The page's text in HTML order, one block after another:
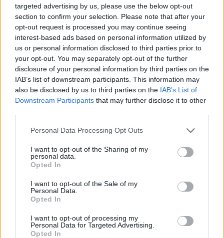
targeted advertising by us, please use the below opt-out
section to confirm your selection. Please note that after your
opt-out request is processed you may continue seeing
interest-based ads based on personal information utilized by
us or personal information disclosed to third parties prior to
your opt-out. You may separately opt-out of the further
disclosure of your personal information by third parties on the
IAB’s list of downstream participants. This information may
also be disclosed by us to third parties on the IAB’s List of
Downstream Participants that may further disclose it to other
Personal Data Processing Opt Outs
I want to opt-out of the Sharing of my
personal data.
Opted In
I want to opt-out of the Sale of my
Personal Data.
Opted In
I want to opt-out of processing my
Personal Data for Targeted Advertising.
Opted In